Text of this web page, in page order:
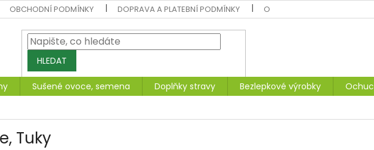
OBCHODNÍ PODMÍNKY DOPRAVA A PLATEBNÍ PODMÍNKY OCHRANA OSOBNÍCH ÚDAJŮ
HLEDAT
Sušené ovoce, semena Doplňky stravy Bezlepkové výrobky
Tuky